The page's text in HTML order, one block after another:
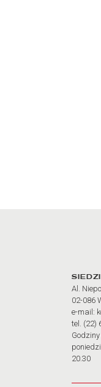
Al.
02-086
e-mail:
tel. (22)
20.30